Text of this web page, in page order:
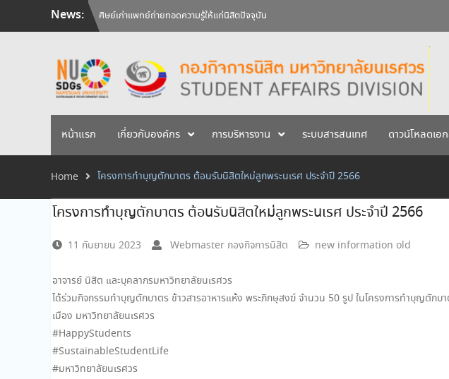
News:
วันคล้ายวันสถาปนามหาวิทยาลัยนเรศวร ครบรอบ 36 ปี 29 กรกฎาคม 2569
สัมภาษณ์นิสิตเพื่อพิจารณาเข้ารับทุนการศึกษามหาวิทยาลัยนเรศวร ประจำปีการศึกษา 256
หน้าแรก เกี่ยวกับองค์กร การบริหารงาน ระบบสารสนเทศ ดาวน์โหลดเอ
Home โครงการทำบุญตักบาตร ต้อนรับนิสิตใหม่ลูกพระนเรศ ประจำปี 2566
โครงการทำบุญตักบาตร ต้อนรับนิสิตใหม่ลูกพระนเรศ ประจำปี 2566
11 กันยายน 2023 Webmaster กองกิจการนิสิต new information old
อาจารย์ นิสิต และบุคลากรมหาวิทยาลัยนเรศวร
ได้ร่วมกิจกรรมทำบุญตักบาตร ข้าวสารอาหารแห้ง พระภิกษุสงฆ์ จำนวน 50 รูป ในโครงการทำบุญตั
เมือง มหาวิทยาลัยนเรศวร
#HappyStudents
#SustainableStudentLife
#มหาวิทยาลัยนเรศวร